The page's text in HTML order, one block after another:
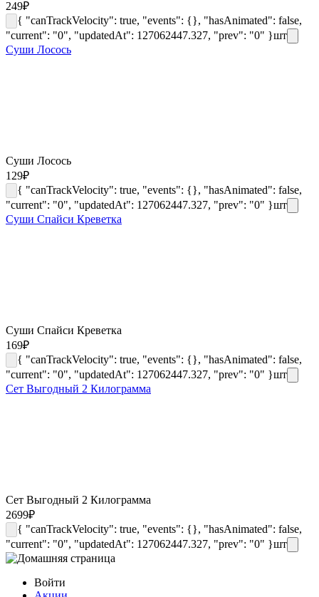
249₽
{ "canTrackVelocity": true, "events": {}, "hasAnimated": false,
"current": "0", "updatedAt": 127062447.327, "prev": "0" }шт
Суши Лосось
Суши Лосось
129₽
{ "canTrackVelocity": true, "events": {}, "hasAnimated": false,
"current": "0", "updatedAt": 127062447.327, "prev": "0" }шт
Суши Спайси Креветка
Суши Спайси Креветка
169₽
{ "canTrackVelocity": true, "events": {}, "hasAnimated": false,
"current": "0", "updatedAt": 127062447.327, "prev": "0" }шт
Сет Выгодный 2 Килограмма
Сет Выгодный 2 Килограмма
2699₽
{ "canTrackVelocity": true, "events": {}, "hasAnimated": false,
"current": "0", "updatedAt": 127062447.327, "prev": "0" }шт
Войти